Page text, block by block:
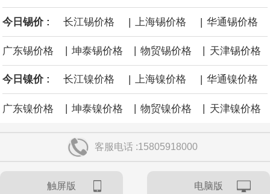
续打磨定制化供气体系，推动技术方案在海外高端产线完成验证与
规模化交付。
央行今日开展10亿元7天逆回购操作，投标量10亿元，中标量10亿
央行公开市场今日净回笼1,330.0亿元人民币。
当地时间8月6日，丰田汽车宣布在美国召回约50.8万辆2025至2026
今日锡价 : 长江锡价格 | 上海锡价格 | 华通锡价格
广东锡价格 坤泰锡价格 物贸锡价格 天津锡价格
今日镍价 : 长江镍价格 | 上海镍价格 | 华通镍价格
广东镍价格 | 坤泰镍价格 | 物贸镍价格 | 天津镍价格
客服电话 :15805918000
触屏版 电脑版